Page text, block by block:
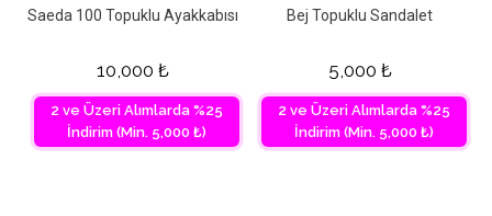
Saeda 100 Topuklu Ayakkabısı
10,000 ₺
2 ve Üzeri Alımlarda %25
İndirim (Min. 5,000 ₺)
Bej Topuklu Sandalet
5,000 ₺
2 ve Üzeri Alımlarda %25
İndirim (Min. 5,000 ₺)